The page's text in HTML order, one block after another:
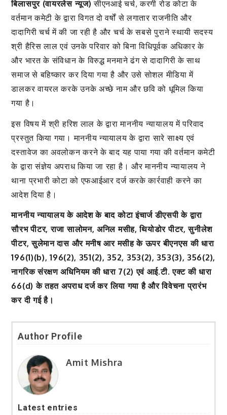
बिलासपुर (वायरलेस न्यूज) सीएनआई चर्च, करगी रोड कोटा के
वर्तमान कमेटी के द्वारा विगत दो वर्षों से लगातार राजनीति और
दादागिरी चर्च में की जा रही है और चर्च के सबसे पुराने स्थायी सदस्य
श्री हैरिस लाल एवं उनके परिवार को बिना विधिपूर्वक अधिकार के
और भारत के संविधान के विरुद्ध मनमाने ढंग से दादागिरी के साथ
समाज से बहिष्कार कर दिया गया है और उसे सोशल मीडिया में
डालकर वायरल करके उनके अच्छे नाम और छवि को धूमिल किया
गया है।
इस विषय में श्री हरिश लाल के द्वारा माननीय न्यायालय में परिवाद
प्रस्तुत किया गया। माननीय न्यायालय के द्वारा सारे साक्ष्य एवं
दस्तावेज का अवलोकन करने के बाद यह पाया गया की वर्तमान कमेटी
के द्वारा संज्ञेय अपराध किया जा रहा है। और माननीय न्यायालय ने
थाना प्रभारी कोटा को एफआईआर दर्ज करके कार्रवाही करने का
आदेश दिया है।
माननीय न्यायालय के आदेश के बाद कोटा इंचार्ज डीएसपी के द्वारा
सौरभ पीटर, राजा सालोमन, अनिल मसीह, थियोडोर पीटर, सुनीलेश
पीटर, सुलेमान दास और मनीष आर मसीह के ऊपर बीएनएस की धारा
196(1)(b), 196(2), 351(2), 352, 353(2), 353(3), 356(2),
नागरिक संरक्षण अधिनियम की धारा 7(2) एवं आई.टी. एक्ट की धारा
66(d) के तहत अपराध दर्ज कर लिया गया है और विवेचना प्रारंभ
कर दी गई है।
Author Profile
Amit Mishra
Latest entries